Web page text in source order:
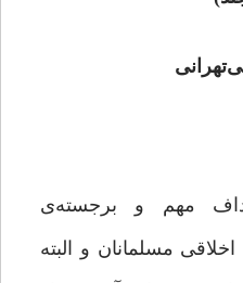
مهم و برجسته‌ی‌
مسلمانان و البته